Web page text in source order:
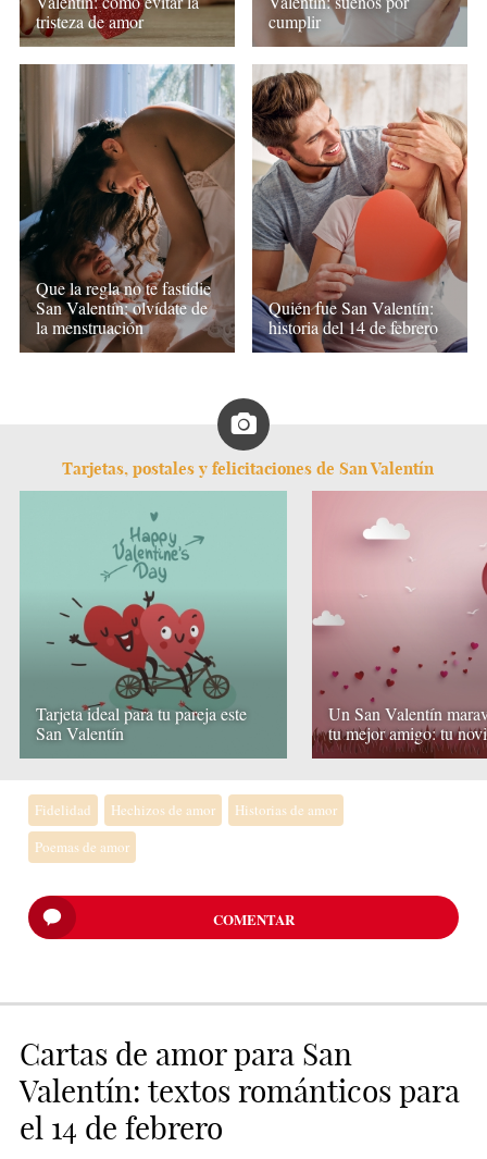
tristeza de amor
cumplir
Que la regla no te fastidie
San Valentín: olvídate de
la menstruación
Quién fue San Valentín:
historia del 14 de febrero
Tarjetas, postales y felicitaciones de San Valentín
Tarjeta ideal para tu pareja este
San Valentín
Un San Valentín
tu mejor amigo: tu
Fidelidad Hechizos de amor
Historias de amor
Poemas de amor
COMENTAR
Cartas de amor para San
Valentín: textos románticos para
el 14 de febrero